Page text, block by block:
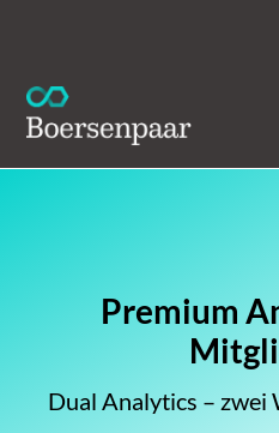
Premium
Dual Analytics – zwei